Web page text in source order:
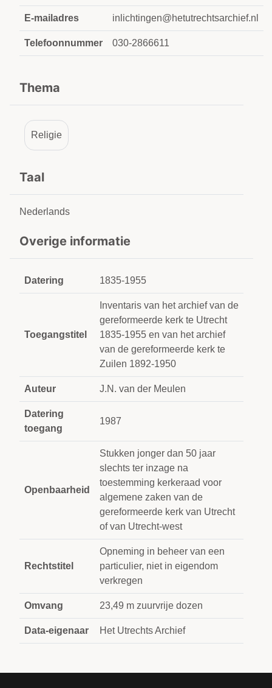
E-mailadres inlichtingen@hetutrechtsarchief.nl
Telefoonnummer 030-2866611
Thema
Religie
Taal
Nederlands
Overige informatie
Datering 1835-1955
Toegangstitel
Inventaris van het archief van de
gereformeerde kerk te Utrecht
1835-1955 en van het archief
van de gereformeerde kerk te
Zuilen 1892-1950
Auteur J.N. van der Meulen
Datering
toegang
1987
Openbaarheid
Stukken jonger dan 50 jaar
slechts ter inzage na
toestemming kerkeraad voor
algemene zaken van de
gereformeerde kerk van Utrecht
of van Utrecht-west
Rechtstitel
Opneming in beheer van een
particulier, niet in eigendom
verkregen
Omvang 23,49 m zuurvrije dozen
Data-eigenaar Het Utrechts Archief